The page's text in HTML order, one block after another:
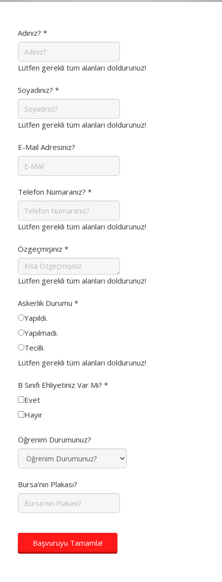
Adınız? *
Lütfen gerekli tüm alanları doldurunuz!
Soyadınız? *
Lütfen gerekli tüm alanları doldurunuz!
E-Mail Adresiniz?
Telefon Numaranız? *
Lütfen gerekli tüm alanları doldurunuz!
Özgeçmişiniz *
Lütfen gerekli tüm alanları doldurunuz!
Askerlik Durumu *
Yapıldı.
Yapılmadı.
Tecilli.
Lütfen gerekli tüm alanları doldurunuz!
B Sınıfı Ehliyetiniz Var Mı? *
Evet
Hayır
Öğrenim Durumunuz?
Bursa'nın Plakası?
Başvuruyu Tamamla!